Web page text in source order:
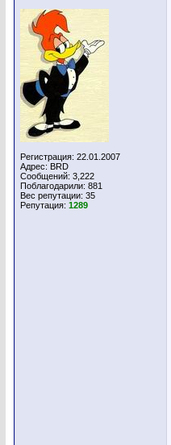
Регистрация: 22.01.2007
Адрес: BRD
Сообщений: 3,222
Поблагодарили: 881
Вес репутации: 35
Репутация: 1289